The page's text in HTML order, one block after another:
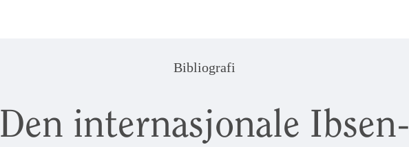
Bibliografi
Den internasjonale Ibsen-